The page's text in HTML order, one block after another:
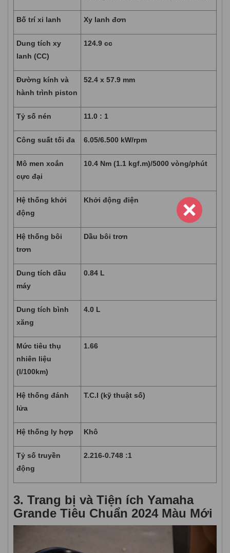
Bố trí xi lanh Xy lanh đơn
Dung tích xy
lanh (CC)
124.9 cc
Đường kính và
hành trình piston
52.4 x 57.9 mm
Tỷ số nén 11.0 : 1
Công suất tối đa 6.05/6.500 kW/rpm
Mô men xoắn
cực đại
10.4 Nm (1.1 kgf.m)/5000 vòng/phút
Hệ thống khởi
động
Khởi động điện
Hệ thống bôi
trơn
Dầu bôi trơn
Dung tích dầu
máy
0.84 L
Dung tích bình
xăng
4.0 L
Mức tiêu thụ
nhiên liệu
(l/100km)
1.66
Hệ thống đánh
lửa
T.C.I (kỹ thuật số)
Hệ thống ly hợp Khô
Tỷ số truyền
động
2.216-0.748 :1
3. Trang bị và Tiện ích Yamaha
Grande Tiêu Chuẩn 2024 Màu Mới